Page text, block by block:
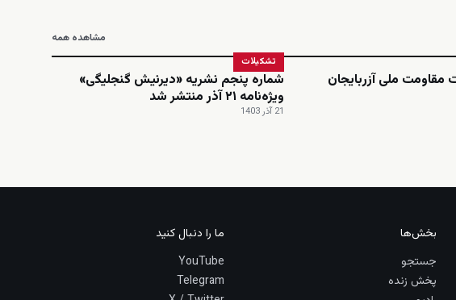
مشاهده همه
مقاومت ملی آزربایجان
تشکیلات
شماره پنجم نشریه «دیرنیش گنجلیگی»
ویژه‌نامه ۲۱ آذر منتشر شد
21 آذر 1403
بخش‌ها
جستجو
پخش زنده
ما را دنبال کنید
YouTube
Telegram